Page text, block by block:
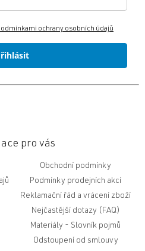
ochrany osobních údajů
pro vás
Obchodní podmínky
Podmínky prodejních akcí
Reklamační řád a vrácení zboží
Nejčastější dotazy (FAQ)
Slovník pojmů
Odstoupení od smlouvy